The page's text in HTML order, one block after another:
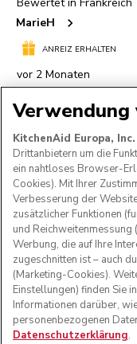
Verwendung
KitchenAid Europa, Inc.
Drittanbietern um die
ein nahtloses Browser-
Cookies). Mit Ihrer
Verbesserung der
zusätzlicher Funktionen
und
Werbung, die auf Ihre
zugeschnitten ist – auch
(Marketing-Cookies).
Einstellungen) finden Sie
Informationen darüber,
personenbezogenen
Datenschutzerklärung.